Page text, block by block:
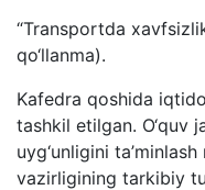
“Transportda
qo‘llanma).
Kafedra qoshida
tashkil etilgan. O‘quv
uyg‘unligini
vazirligining tarkibiy